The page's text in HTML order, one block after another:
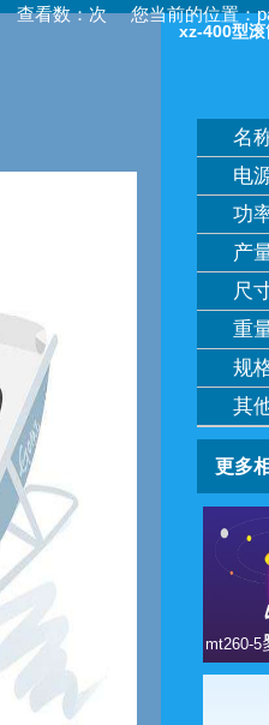
查看数：次 您当前的位置：
xz-400型滚
名
电
功
产
尺
重
规
其
更多
mt260-5